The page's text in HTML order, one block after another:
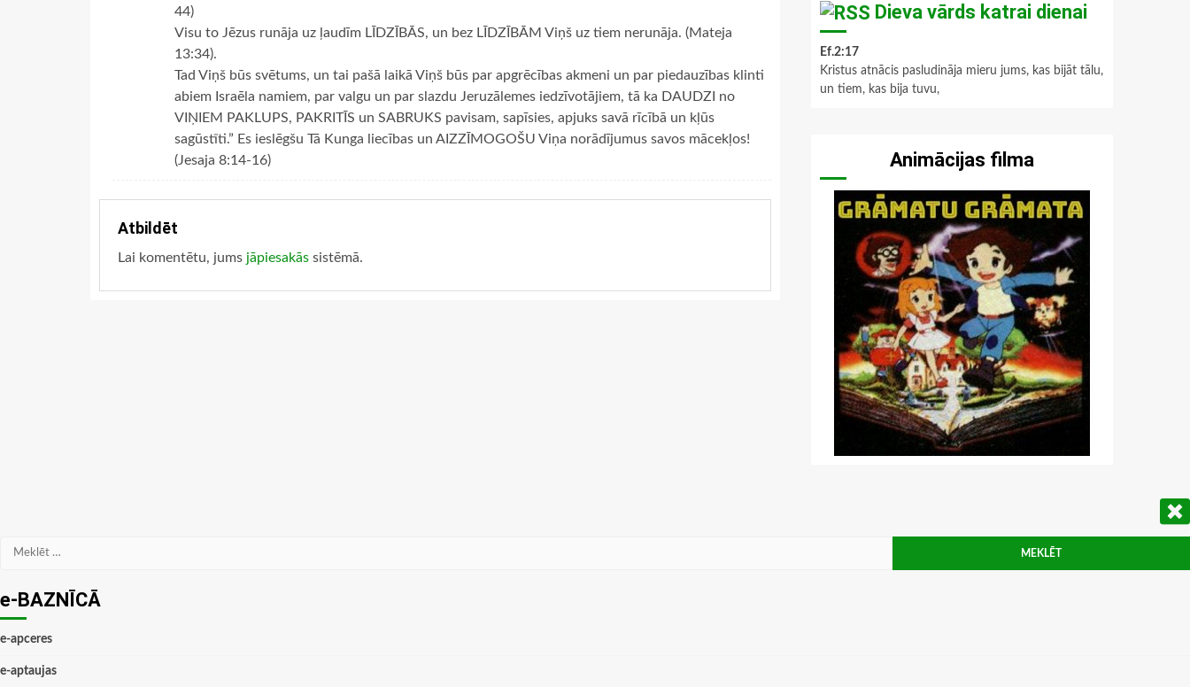
44)
Visu to Jēzus runāja uz ļaudīm LĪDZĪBĀS, un bez LĪDZĪBĀM Viņš uz tiem nerunāja. (Mateja
13:34).
Tad Viņš būs svētums, un tai pašā laikā Viņš būs par apgrēcības akmeni un par piedauzības klinti
abiem Israēla namiem, par valgu un par slazdu Jeruzālemes iedzīvotājiem, tā ka DAUDZI no
VIŅIEM PAKLUPS, PAKRITĪS un SABRUKS pavisam, sapīsies, apjuks savā rīcībā un kļūs
sagūstīti.” Es ieslēgšu Tā Kunga liecības un AIZZĪMOGOŠU Viņa norādījumus savos mācekļos!
(Jesaja 8:14-16)
Atbildēt
Lai komentētu, jums jāpiesakās sistēmā.
Dieva vārds katrai dienai
Ef.2:17
Kristus atnācis pasludināja mieru jums, kas bijāt tālu,
un tiem, kas bija tuvu,
Animācijas filma
Meklēt:
e-BAZNĪCĀ
e-apceres
e-aptaujas